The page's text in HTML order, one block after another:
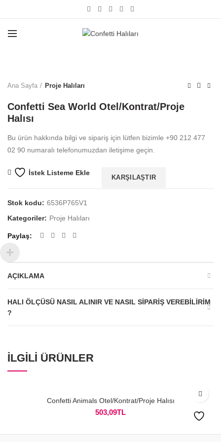
Ana Sayfa Proje Halıları
Confetti Sea World Otel/Kontrat/Proje
Halısı
Bu ürün hakkında bilgi ve sipariş için lütfen bizimle +90 212 477
02 90 numaralı telefonumuzdan iletişime geçin.
İstek Listeme Ekle
KARŞILAŞTIR
Stok kodu: 6536P765V1
Kategoriler: Proje Halıları
Paylaş
AÇIKLAMA
HALI ÖLÇÜSÜ NASIL ALINIR VE NASIL SIPARIŞ VEREBILIRIM
?
İLGILI ÜRÜNLER
Confetti Animals Otel/Kontrat/Proje Halısı
503,09TL